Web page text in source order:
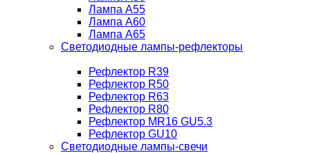
Лампа A55
Лампа A60
Лампа A65
Светодиодные лампы-рефлекторы
Рефлектор R39
Рефлектор R50
Рефлектор R63
Рефлектор R80
Рефлектор MR16 GU5.3
Рефлектор GU10
Светодиодные лампы-свечи